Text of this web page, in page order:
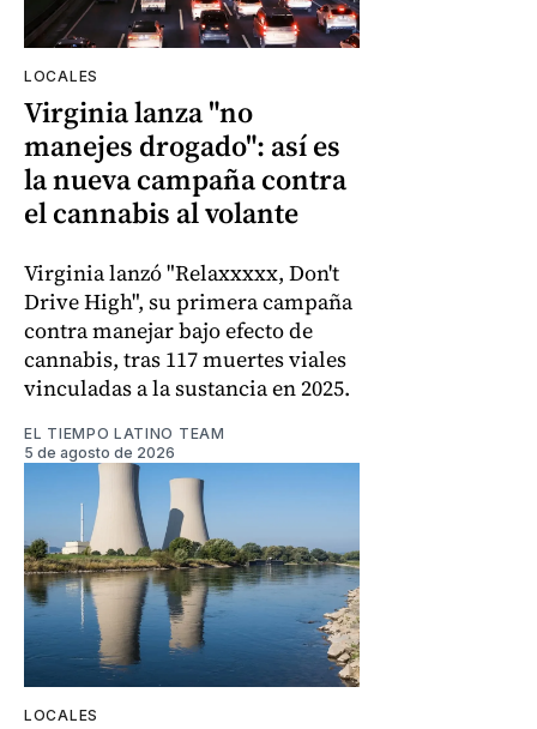
LOCALES
Virginia lanza "no
manejes drogado": así es
la nueva campaña contra
el cannabis al volante
Virginia lanzó "Relaxxxxx, Don't
Drive High", su primera campaña
contra manejar bajo efecto de
cannabis, tras 117 muertes viales
vinculadas a la sustancia en 2025.
EL TIEMPO LATINO TEAM
5 de agosto de 2026
LOCALES